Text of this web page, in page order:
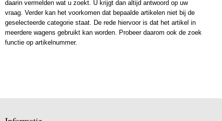
daarin vermelden wat u zoekt. U krijgt dan altijd antwoord op uw
vraag. Verder kan het voorkomen dat bepaalde artikelen niet bij de
geselecteerde categorie staat. De rede hiervoor is dat het artikel in
meerdere wagens gebruikt kan worden. Probeer daarom ook de zoek
functie op artikelnummer.